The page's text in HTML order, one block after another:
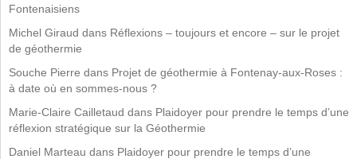
Fontenaisiens
Michel Giraud dans Réflexions – toujours et encore – sur le projet
de géothermie
Souche Pierre dans Projet de géothermie à Fontenay-aux-Roses :
à date où en sommes-nous ?
Marie-Claire Cailletaud dans Plaidoyer pour prendre le temps d’une
réflexion stratégique sur la Géothermie
Daniel Marteau dans Plaidoyer pour prendre le temps d’une